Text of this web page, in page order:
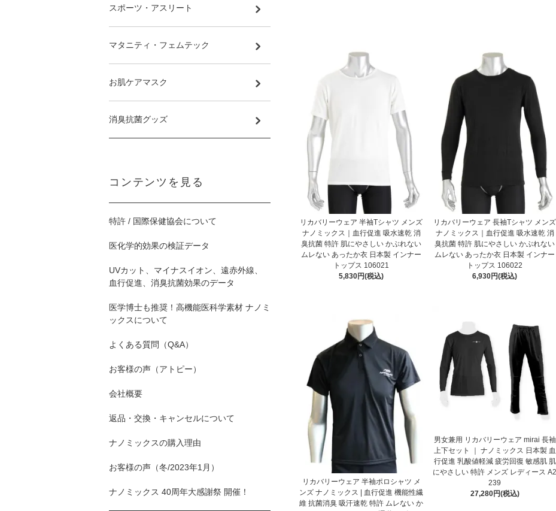
リカバリーウェア 半袖Tシャツ メンズ
ナノミックス｜血行促進 吸水速乾 消
臭抗菌 特許 肌にやさしい かぶれない
ムレない あったか衣 日本製 インナー
トップス 106021
5,830円(税込)
リカバリーウェア 長袖Tシャツ メンズ
ナノミックス｜血行促進 吸水速乾 消
臭抗菌 特許 肌にやさしい かぶれない
ムレない あったか衣 日本製 インナー
トップス 106022
6,930円(税込)
リカバリーウェア 半袖ポロシャツ メ
ンズ ナノミックス | 血行促進 機能性繊
維 抗菌消臭 吸汗速乾 特許 ムレない か
男女兼用 リカバリーウェア mirai 長袖
上下セット ｜ ナノミックス 日本製 血
行促進 乳酸値軽減 疲労回復 敏感肌 肌
にやさしい 特許 メンズ レディース A2
239
27,280円(税込)
スポーツ・アスリート
マタニティ・フェムテック
お肌ケアマスク
消臭抗菌グッズ
コンテンツを見る
特許 / 国際保健協会について
医化学的効果の検証データ
UVカット、マイナスイオン、遠赤外線、
血行促進、消臭抗菌効果のデータ
医学博士も推奨！高機能医科学素材 ナノミ
ックスについて
よくある質問（Q&A）
お客様の声（アトピー）
会社概要
返品・交換・キャンセルについて
ナノミックスの購入理由
お客様の声（冬/2023年1月）
ナノミックス 40周年大感謝祭 開催！